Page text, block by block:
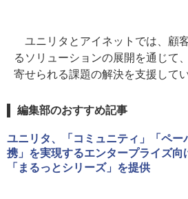
ユニリタとアイネットでは、顧
るソリューションの展開を通じて
寄せられる課題の解決を支援して
編集部のおすすめ記事
ユニリタ、「コミュニティ」「ペー
携」を実現するエンタープライズ向
「まるっとシリーズ」を提供